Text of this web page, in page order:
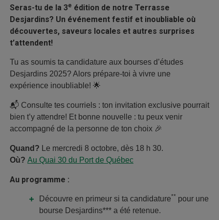
Seras-tu de la 3e édition de notre Terrasse
Desjardins? Un événement festif et inoubliable où
découvertes, saveurs locales et autres surprises
t’attendent!
Tu as soumis ta candidature aux bourses d’études
Desjardins 2025? Alors prépare-toi à vivre une
expérience inoubliable! 🌟
📬 Consulte tes courriels : ton invitation exclusive pourrait
bien t’y attendre! Et bonne nouvelle : tu peux venir
accompagné de la personne de ton choix 🎉
Quand?
Le mercredi 8 octobre, dès 18 h 30.
Où? Au Quai 30 du Port de Québec
Au programme :
Découvre en primeur si ta candidature** pour une
bourse Desjardins*** a été retenue.